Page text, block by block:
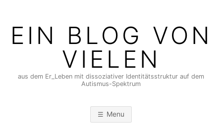
contentEIN BLOG VON
VIELEN
aus dem Er_Leben mit dissoziativer Identitätsstruktur auf dem
Autismus-Spektrum
Menu